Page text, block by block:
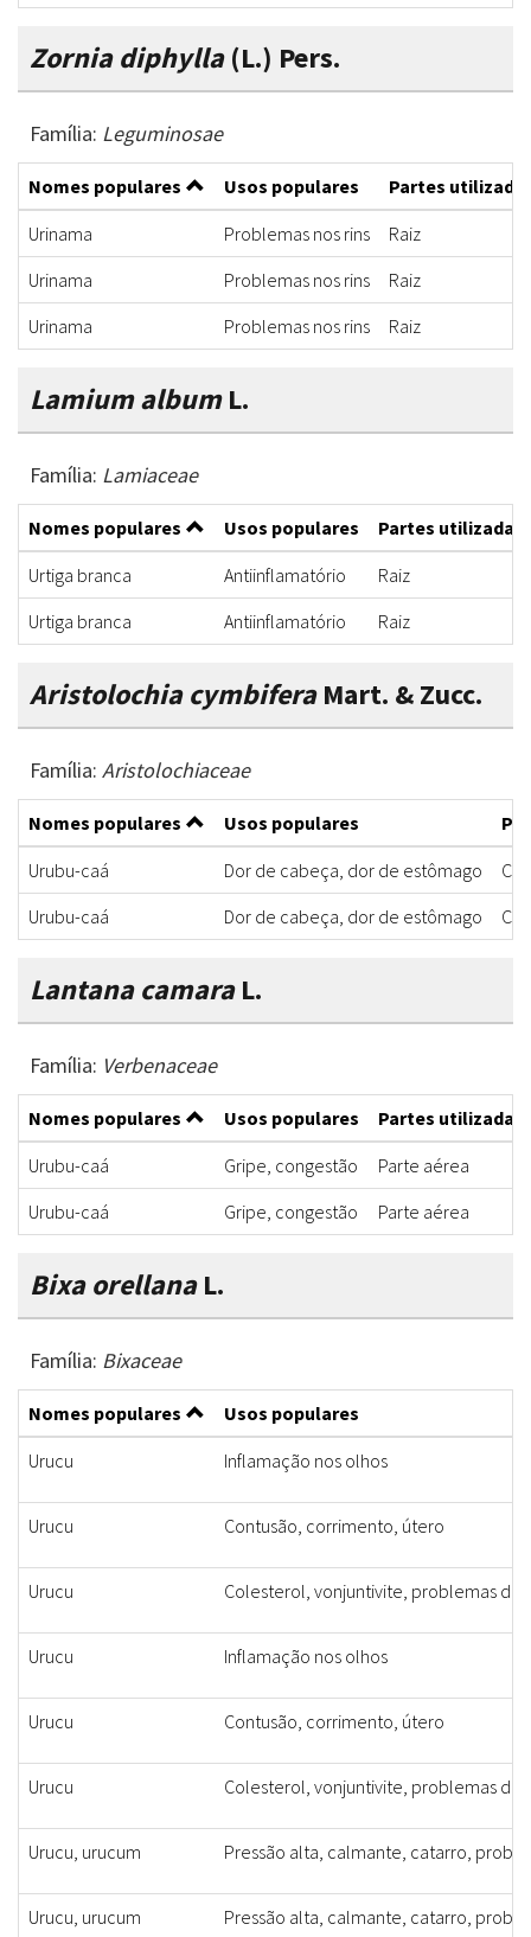
Zornia diphylla(L.) Pers.
Família: Leguminosae
Nomes populares Usos populares
Partes
Urinama
Problemas nos rins
Raiz
Urinama
Problemas nos rins
Raiz
Urinama
Problemas nos rins Raiz
Lamium albumL.
Família: Lamiaceae
Nomes populares Usos populares
Partes utilizadas
Urtiga branca
Antiinflamatório
Raiz
Urtiga branca
Antiinflamatório Raiz
Aristolochia cymbiferaMart. & Zucc.
Família: Aristolochiaceae
Nomes populares Usos populares
Urubu-caá
Dor de cabeça, dor de estômago
Urubu-caá
Dor de cabeça, dor de estômago
Lantana camaraL.
Família: Verbenaceae
Nomes populares Usos populares
Partes utilizadas
Urubu-caá
Gripe, congestão
Parte aérea
Urubu-caá
Gripe, congestão Parte aérea
Bixa orellanaL.
Família: Bixaceae
Nomes populares
Usos populares
Urucu
Inflamação nos olhos
Urucu Contusão, corrimento, útero
Urucu Colesterol, vonjuntivite, problemas de
Urucu Inflamação nos olhos
Urucu Contusão, corrimento, útero
Urucu Colesterol, vonjuntivite, problemas de
Urucu, urucum Pressão alta, calmante, catarro,
Urucu, urucum Pressão alta, calmante, catarro,